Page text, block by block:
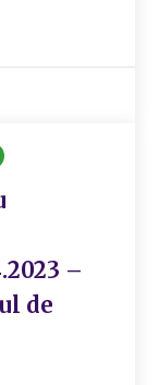
–
de